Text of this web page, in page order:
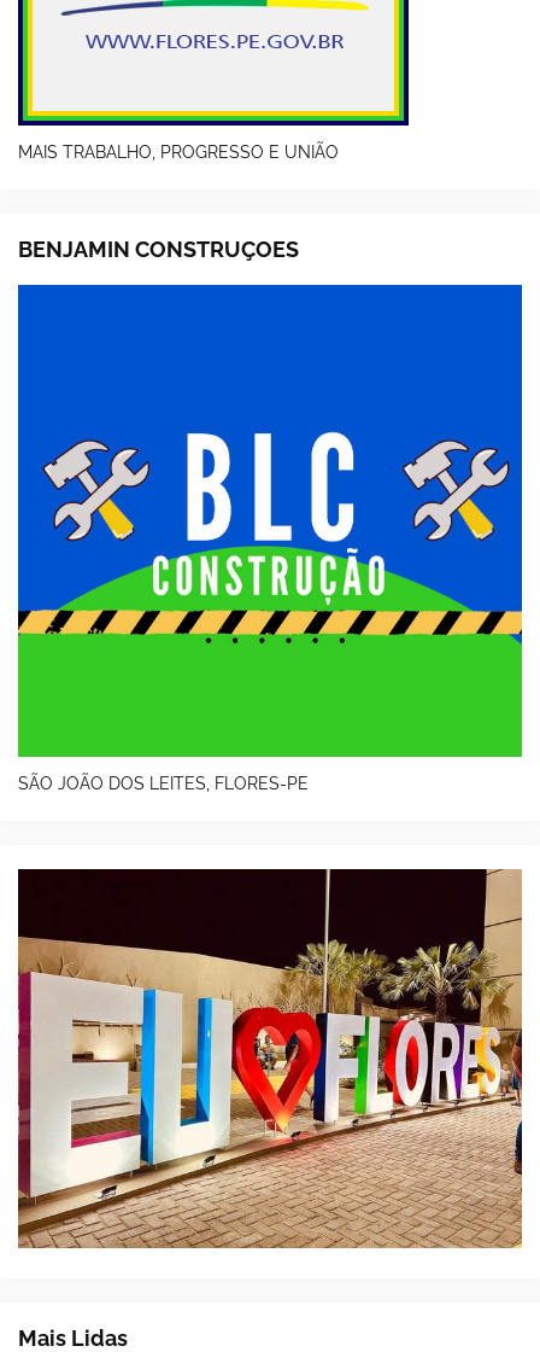
MAIS TRABALHO, PROGRESSO E UNIÃO
BENJAMIN CONSTRUÇOES
SÃO JOÃO DOS LEITES, FLORES-PE
Mais Lidas